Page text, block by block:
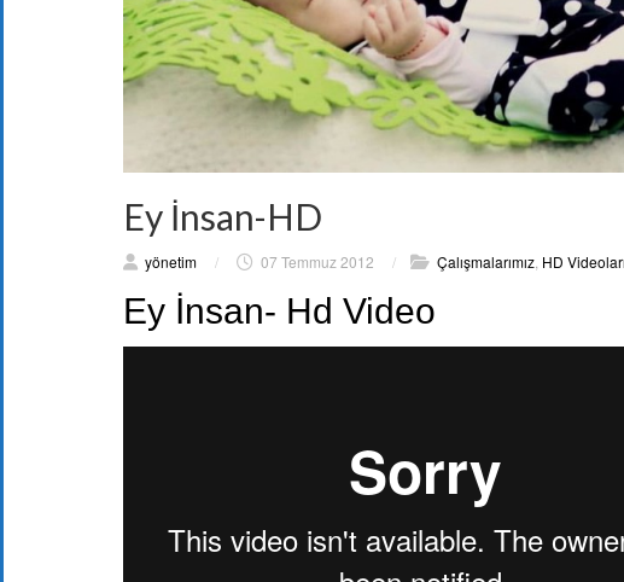
Ey İnsan-HD
yönetim / 07 Temmuz 2012 / Çalışmalarımız HD
Ey İnsan- Hd Video